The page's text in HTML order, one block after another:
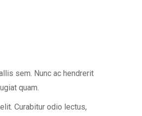
sem. Nunc ac hendrerit
quam.
Curabitur odio lectus,